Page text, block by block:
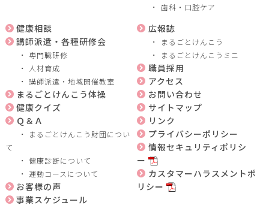
歯科・口腔ケア
健康相談
講師派遣・各種研修会
専門職研修
人材育成
講師派遣・地域開催教室
まるごとけんこう体操
健康クイズ
Ｑ＆Ａ
まるごとけんこう財団につい
て
健康診断について
運動コースについて
お客様の声
事業スケジュール
広報誌
まるごとけんこう
まるごとけんこうミニ
職員採用
アクセス
お問い合わせ
サイトマップ
リンク
プライバシーポリシー
情報セキュリティポリシ
ー
カスタマーハラスメントポ
リシー